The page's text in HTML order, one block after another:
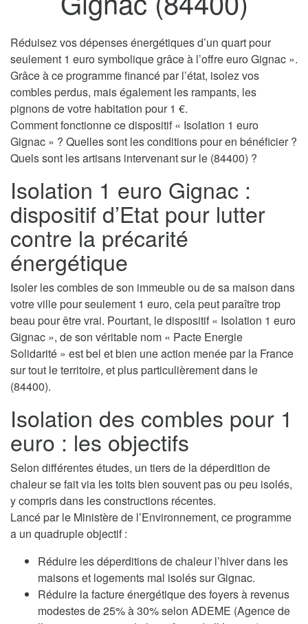
Réduisez vos dépenses énergétiques d’un quart pour
seulement 1 euro symbolique grâce à l’offre euro Gignac ».
Grâce à ce programme financé par l’état, isolez vos
combles perdus, mais également les rampants, les
pignons de votre habitation pour 1 €.
Comment fonctionne ce dispositif « Isolation 1 euro
Gignac » ? Quelles sont les conditions pour en bénéficier ?
Quels sont les artisans intervenant sur le (84400) ?
Isolation 1 euro Gignac :
dispositif d’Etat pour lutter
contre la précarité
énergétique
Isoler les combles de son immeuble ou de sa maison dans
votre ville pour seulement 1 euro, cela peut paraître trop
beau pour être vrai. Pourtant, le dispositif « Isolation 1 euro
Gignac », de son véritable nom « Pacte Energie
Solidarité » est bel et bien une action menée par la France
sur tout le territoire, et plus particulièrement dans le
(84400).
Isolation des combles pour 1
euro : les objectifs
Selon différentes études, un tiers de la déperdition de
chaleur se fait via les toits bien souvent pas ou peu isolés,
y compris dans les constructions récentes.
Lancé par le Ministère de l’Environnement, ce programme
a un quadruple objectif :
Réduire les déperditions de chaleur l’hiver dans les
maisons et logements mal isolés sur Gignac.
Réduire la facture énergétique des foyers à revenus
modestes de 25% à 30% selon ADEME (Agence de